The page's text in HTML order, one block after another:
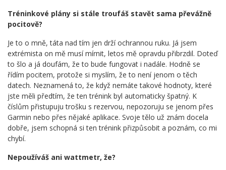
Tréninkové plány si stále troufáš stavět sama převážně
pocitově?
Je to o mně, táta nad tím jen drží ochrannou ruku. Já jsem
extrémista on mě musí mírnit, letos mě opravdu přibrzdil. Doteď
to šlo a já doufám, že to bude fungovat i nadále. Hodně se
řídím pocitem, protože si myslím, že to není jenom o těch
datech. Neznamená to, že když nemáte takové hodnoty, které
jste měli předtím, že ten trénink byl automaticky špatný. K
číslům přistupuju trošku s rezervou, nepozoruju se jenom přes
Garmin nebo přes nějaké aplikace. Svoje tělo už znám docela
dobře, jsem schopná si ten trénink přizpůsobit a poznám, co mi
chybí.
Nepoužíváš ani wattmetr, že?